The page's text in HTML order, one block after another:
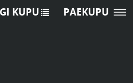
KUPU PAEKUPU